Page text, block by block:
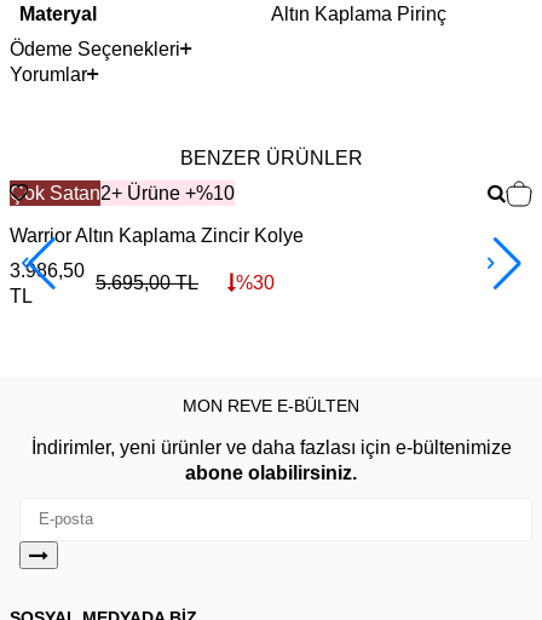
Materyal
Altın Kaplama Pirinç
Ödeme Seçenekleri
Yorumlar
BENZER ÜRÜNLER
Çok Satan2+ Ürüne +%10
Warrior Altın Kaplama Zincir Kolye
3.986,50
TL
5.695,00TL %30
MON REVE E-BÜLTEN
İndirimler, yeni ürünler ve daha fazlası için e-bültenimize
abone olabilirsiniz.